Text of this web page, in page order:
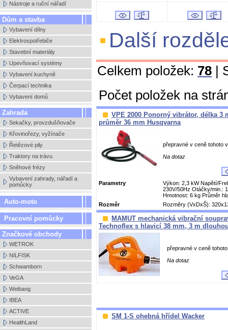
Nástroje a ruční nářadí
Dům a stavba
Vybavení dílny
Elektrospotřebiče
Stavební materiály
Upevňovací systémy
Vybavení kuchyně
Čerpací technika
Vybavení domů
Zahrada
Sekačky, provzdušňovače
Křovinořezy, vyžínače
Řetězové pily
Traktory na trávu
Sněhové frézy
Vybavení zahrady, nářadí a
pomůcky
Auto-moto
Pracovní pomůcky
Značkové obchody
WETROK
NILFISK
Schwamborn
VeGA
Weibang
IBEA
ACTIVE
HealthLand
Další
Celkem položek: 78 |
Počet položek na
VPE 2000 Ponorný vibrátor, délka 3
průměr 36 mm Husqvarna
přepravné v ceně tohoto
Na dotaz
Parametry
Výkon: 2,3 kW Napětí/
230V/50Hz Otáčky/min.:
Hmotnost: 6 kg Průměr
Rozměr
Rozměry (VxDxŠ):
MAMUT mechanická vibrační
Technoflex s hlavicí 38 mm, 3 m
přepravné v ceně
Na dotaz
SM 1-S ohebná hřídel Wacker